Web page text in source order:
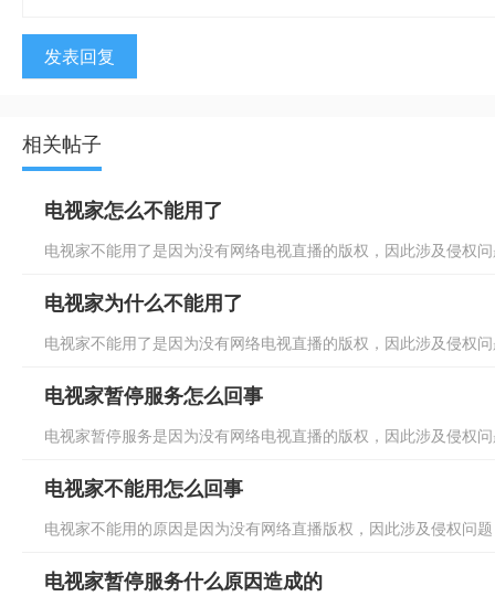
发表回复
相关帖子
电视家怎么不能用了
电视家不能用了是因为没有网络电视直播的版权，因此涉及侵权
电视家为什么不能用了
电视家不能用了是因为没有网络电视直播的版权，因此涉及侵权
电视家暂停服务怎么回事
电视家暂停服务是因为没有网络电视直播的版权，因此涉及侵权
电视家不能用怎么回事
电视家不能用的原因是因为没有网络直播版权，因此涉及侵权问
电视家暂停服务什么原因造成的